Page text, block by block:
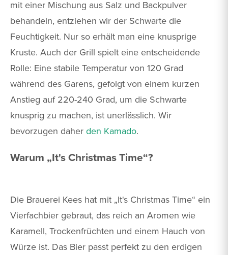
mit einer Mischung aus Salz und Backpulver
behandeln, entziehen wir der Schwarte die
Feuchtigkeit. Nur so erhält man eine knusprige
Kruste. Auch der Grill spielt eine entscheidende
Rolle: Eine stabile Temperatur von 120 Grad
während des Garens, gefolgt von einem kurzen
Anstieg auf 220-240 Grad, um die Schwarte
knusprig zu machen, ist unerlässlich. Wir
bevorzugen daher den Kamado.
Warum „It's Christmas Time“?
Die Brauerei Kees hat mit „It's Christmas Time“ ein
Vierfachbier gebraut, das reich an Aromen wie
Karamell, Trockenfrüchten und einem Hauch von
Würze ist. Das Bier passt perfekt zu den erdigen